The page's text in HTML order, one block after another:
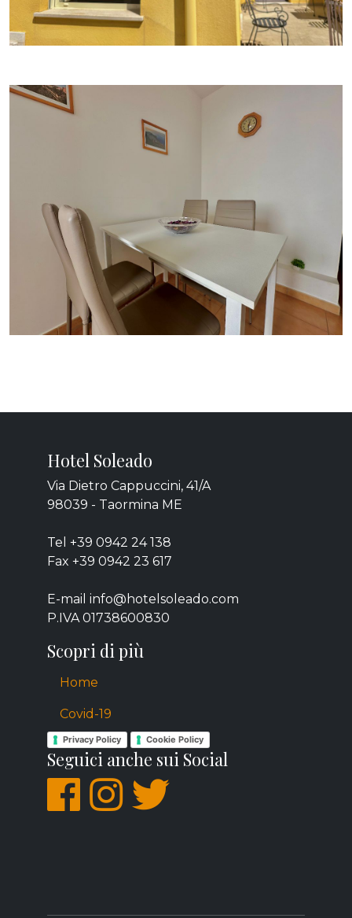
Hotel Soleado
Via Dietro Cappuccini, 41/A
98039 - Taormina ME
Tel +39 0942 24 138
Fax +39 0942 23 617
E-mail info@hotelsoleado.com
P.IVA 01738600830
Scopri di più
Home
Covid-19
Privacy Policy Cookie Policy
Seguici anche sui Social